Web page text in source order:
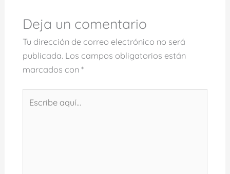
Deja un comentario
Tu dirección de correo electrónico no será
publicada. Los campos obligatorios están
marcados con *